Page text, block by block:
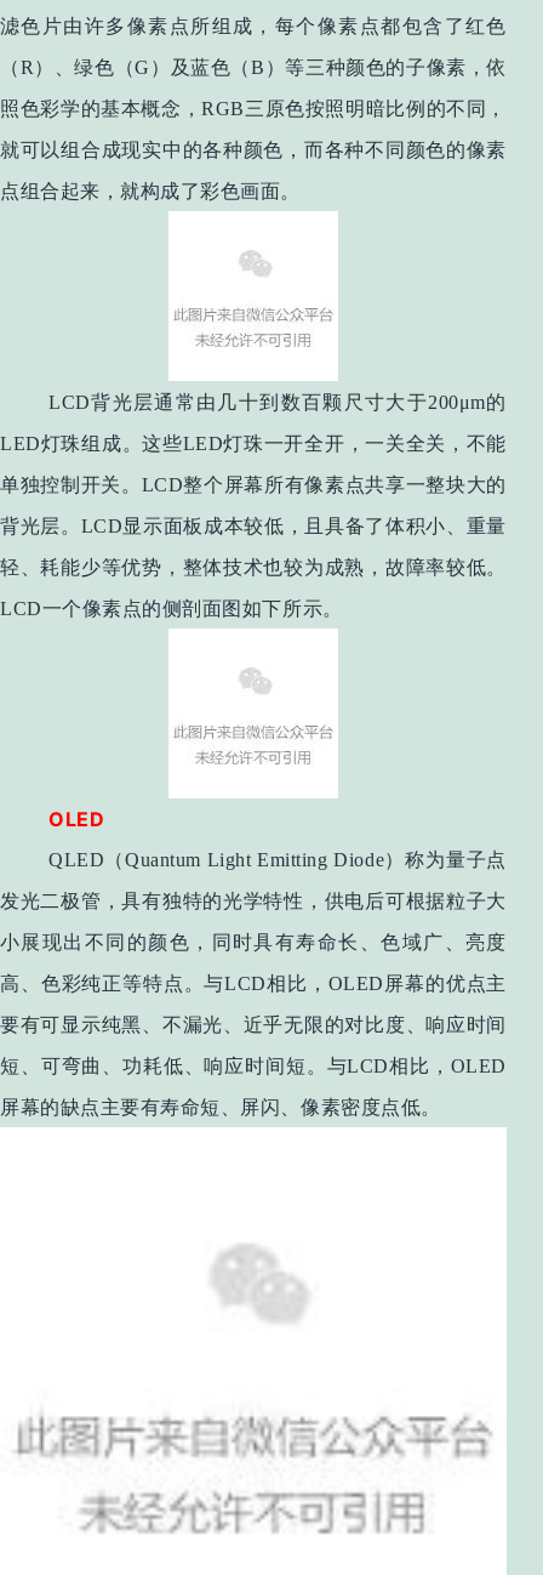
滤色片由许多像素点所组成，每个像素点都包含了红色
（R）、绿色（G）及蓝色（B）等三种颜色的子像素，依
照色彩学的基本概念，RGB三原色按照明暗比例的不同，
就可以组合成现实中的各种颜色，而各种不同颜色的像素
点组合起来，就构成了彩色画面。
LCD背光层通常由几十到数百颗尺寸大于200μm的
LED灯珠组成。这些LED灯珠一开全开，一关全关，不能
单独控制开关。LCD整个屏幕所有像素点共享一整块大的
背光层。LCD显示面板成本较低，且具备了体积小、重量
轻、耗能少等优势，整体技术也较为成熟，故障率较低。
LCD一个像素点的侧剖面图如下所示。
OLED
QLED（Quantum Light Emitting Diode）称为量子点
发光二极管，具有独特的光学特性，供电后可根据粒子大
小展现出不同的颜色，同时具有寿命长、色域广、亮度
高、色彩纯正等特点。与LCD相比，OLED屏幕的优点主
要有可显示纯黑、不漏光、近乎无限的对比度、响应时间
短、可弯曲、功耗低、响应时间短。与LCD相比，OLED
屏幕的缺点主要有寿命短、屏闪、像素密度点低。